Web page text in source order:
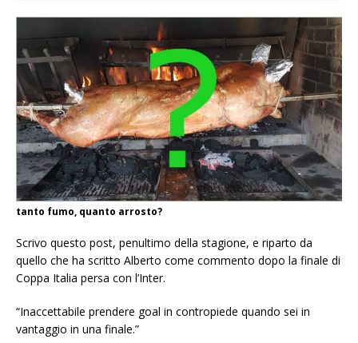
tanto fumo, quanto arrosto?
Scrivo questo post, penultimo della stagione, e riparto da
quello che ha scritto Alberto come commento dopo la finale di
Coppa Italia persa con l’Inter.
“Inaccettabile prendere goal in contropiede quando sei in
vantaggio in una finale.”